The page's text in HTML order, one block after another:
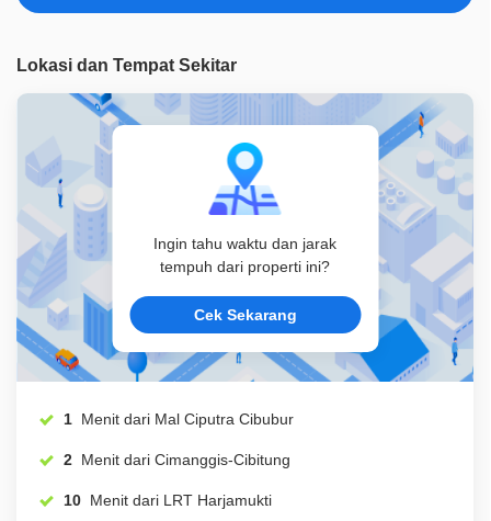
Lokasi dan Tempat Sekitar
Ingin tahu waktu dan jarak
tempuh dari properti ini?
Cek Sekarang
1 Menit dari Mal Ciputra Cibubur
2 Menit dari Cimanggis-Cibitung
10 Menit dari LRT Harjamukti